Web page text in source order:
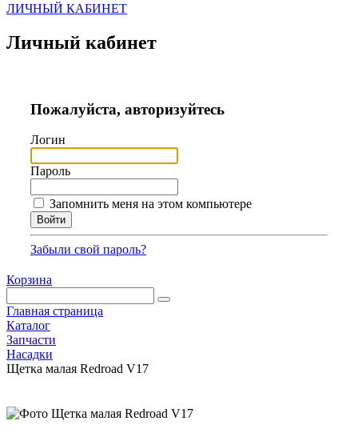
ЛИЧНЫЙ КАБИНЕТ
Личный кабинет
Пожалуйста, авторизуйтесь
Логин
Пароль
Запомнить меня на этом компьютере
Забыли свой пароль?
Корзина
Главная страница
Каталог
Запчасти
Насадки
Щетка малая Redroad V17